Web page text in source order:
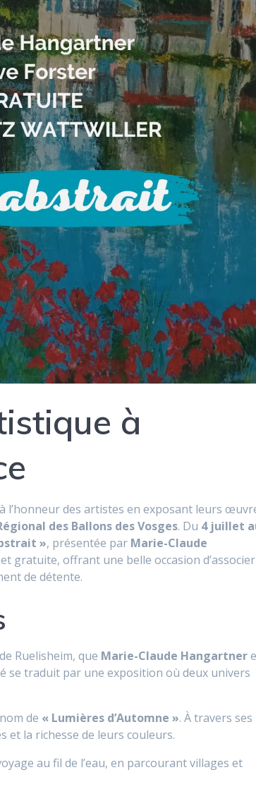
à
l’honneur des artistes en exposant leurs
des Ballons des Vosges. Du 4 juillet
», présentée par Marie-Claude
gratuite, offrant une belle occasion d’associer
de détente.
Ruelisheim, que Marie-Claude Hangartner
se traduit par une exposition où deux univers
de « Lumières d’Automne ». À travers ses
et la richesse de leurs couleurs.
au fil de l’eau, en parcourant villages et